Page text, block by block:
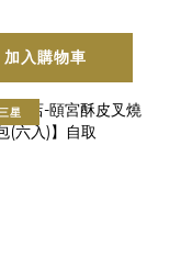
加入購物車
星